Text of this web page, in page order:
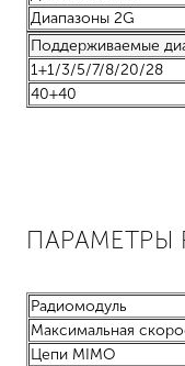
Диапазоны 2G
Поддерживаемые
1+1/3/5/7/8/20/28
40+40
ПАРАМЕТРЫ
Радиомодуль
Максимальная
Цепи MIMO